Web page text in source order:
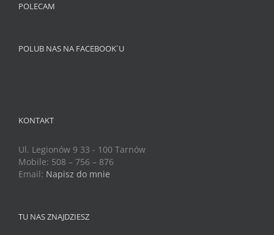
POLECAM
POLUB NAS NA FACEBOOK`U
KONTAKT
Ul. Legionów 9 33 - 100 Tarnów
Mobile: 508 – 756 – 876
Email: Napisz do mnie
TU NAS ZNAJDZIESZ